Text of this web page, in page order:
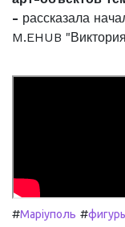
- рассказала
M.EHUB
#Маріуполь #